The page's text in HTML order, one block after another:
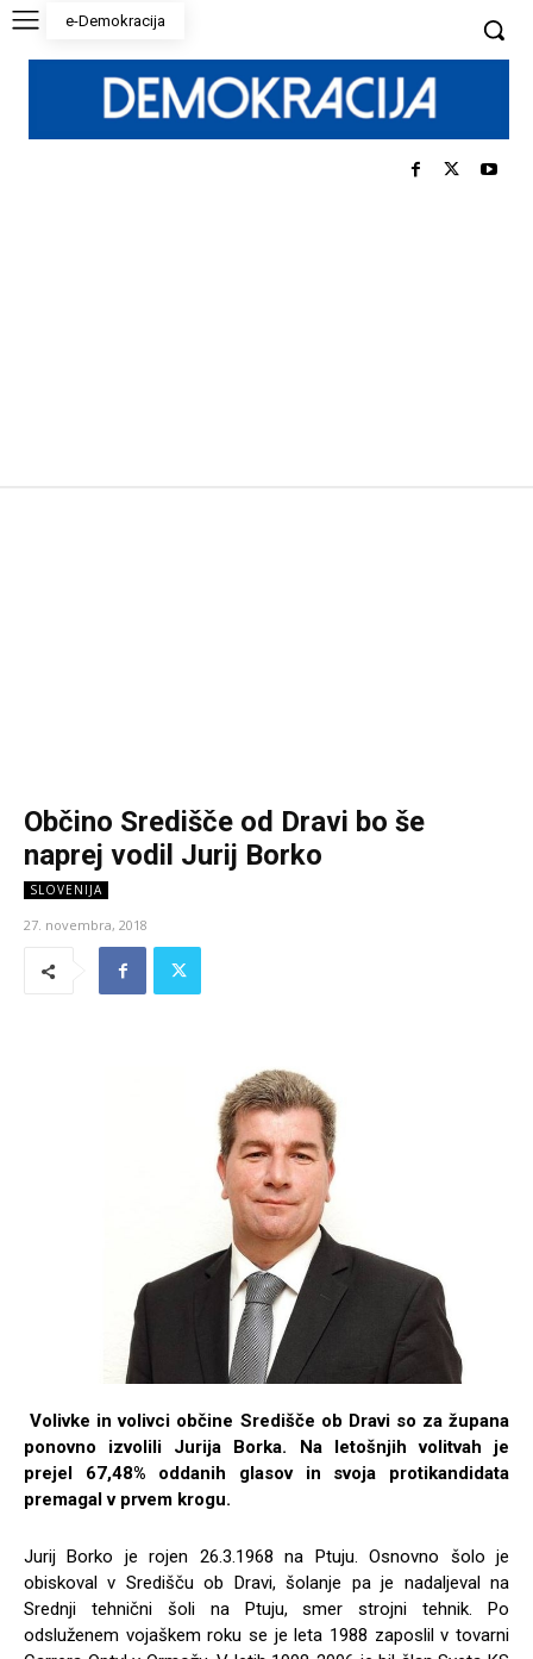
e-Demokracija
Občino Središče od Dravi bo še
naprej vodil Jurij Borko
SLOVENIJA
27. novembra, 2018
Volivke in volivci občine Središče ob Dravi so za župana
ponovno izvolili Jurija Borka. Na letošnjih volitvah je
prejel 67,48% oddanih glasov in svoja protikandidata
premagal v prvem krogu.
Jurij Borko je rojen 26.3.1968 na Ptuju. Osnovno šolo je
obiskoval v Središču ob Dravi, šolanje pa je nadaljeval na
Srednji tehnični šoli na Ptuju, smer strojni tehnik. Po
odsluženem vojaškem roku se je leta 1988 zaposlil v tovarni